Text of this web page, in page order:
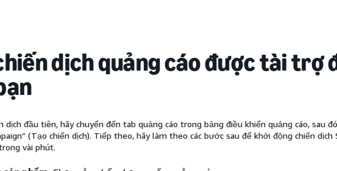
dịch quảng cáo được tài trợ
dịch đầu tiên, hãy chuyển đến tab quảng cáo trong bảng điều khiển quảng cáo, sau
(Tạo chiến dịch). Tiếp theo, hãy làm theo các bước sau để khởi động chiến dịch
vài phút.